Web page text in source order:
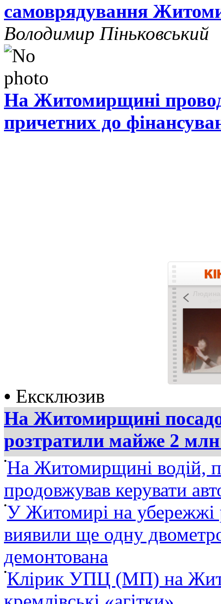
самоврядування
Володимир Піньковський
На Житомирщині
причетних до
• Ексклюзив
На Житомирщині
розтратили майже 2
•На Житомирщині водій,
продовжував керувати
•У Житомирі на убережжі
виявили ще одну
демонтована
•Клірик УПЦ (МП) на